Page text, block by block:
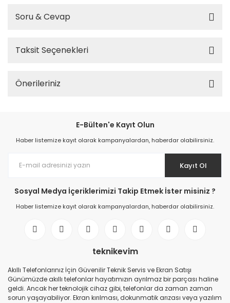
Soru & Cevap
Taksit Seçenekleri
Önerileriniz
E-Bülten'e Kayıt Olun
Haber listemize kayıt olarak kampanyalardan, haberdar olabilirsiniz.
Kayıt Ol
Sosyal Medya İçeriklerimizi Takip Etmek İster misiniz ?
Haber listemize kayıt olarak kampanyalardan, haberdar olabilirsiniz.
teknikevim
Akıllı Telefonlarınız İçin Güvenilir Teknik Servis ve Ekran Satışı
Günümüzde akıllı telefonlar hayatımızın ayrılmaz bir parçası haline
geldi. Ancak her teknolojik cihaz gibi, telefonlar da zaman zaman
sorun yaşayabiliyor. Ekran kırılması, dokunmatik arızası veya yazılım